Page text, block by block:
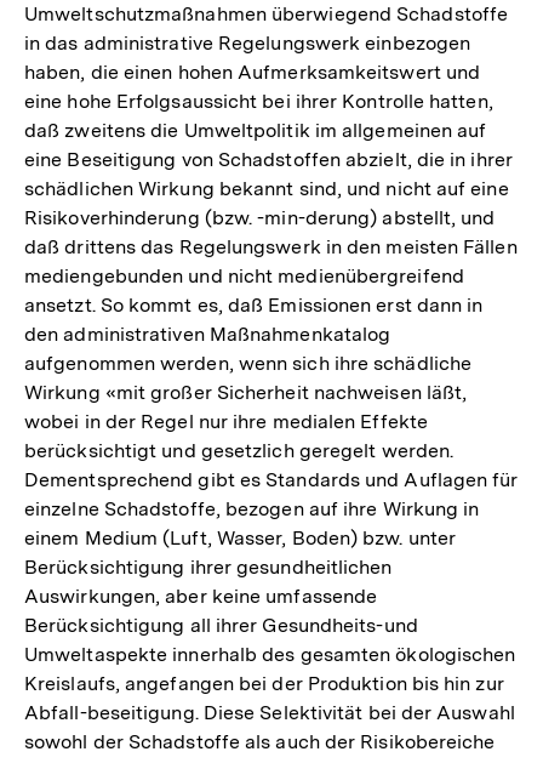
Umweltschutzmaßnahmen überwiegend Schadstoffe
in das administrative Regelungswerk einbezogen
haben, die einen hohen Aufmerksamkeitswert und
eine hohe Erfolgsaussicht bei ihrer Kontrolle hatten,
daß zweitens die Umweltpolitik im allgemeinen auf
eine Beseitigung von Schadstoffen abzielt, die in ihrer
schädlichen Wirkung bekannt sind, und nicht auf eine
Risikoverhinderung (bzw. -min-derung) abstellt, und
daß drittens das Regelungswerk in den meisten Fällen
mediengebunden und nicht medienübergreifend
ansetzt. So kommt es, daß Emissionen erst dann in
den administrativen Maßnahmenkatalog
aufgenommen werden, wenn sich ihre schädliche
Wirkung «mit großer Sicherheit nachweisen läßt,
wobei in der Regel nur ihre medialen Effekte
berücksichtigt und gesetzlich geregelt werden.
Dementsprechend gibt es Standards und Auflagen für
einzelne Schadstoffe, bezogen auf ihre Wirkung in
einem Medium (Luft, Wasser, Boden) bzw. unter
Berücksichtigung ihrer gesundheitlichen
Auswirkungen, aber keine umfassende
Berücksichtigung all ihrer Gesundheits-und
Umweltaspekte innerhalb des gesamten ökologischen
Kreislaufs, angefangen bei der Produktion bis hin zur
Abfall-beseitigung. Diese Selektivität bei der Auswahl
sowohl der Schadstoffe als auch der Risikobereiche